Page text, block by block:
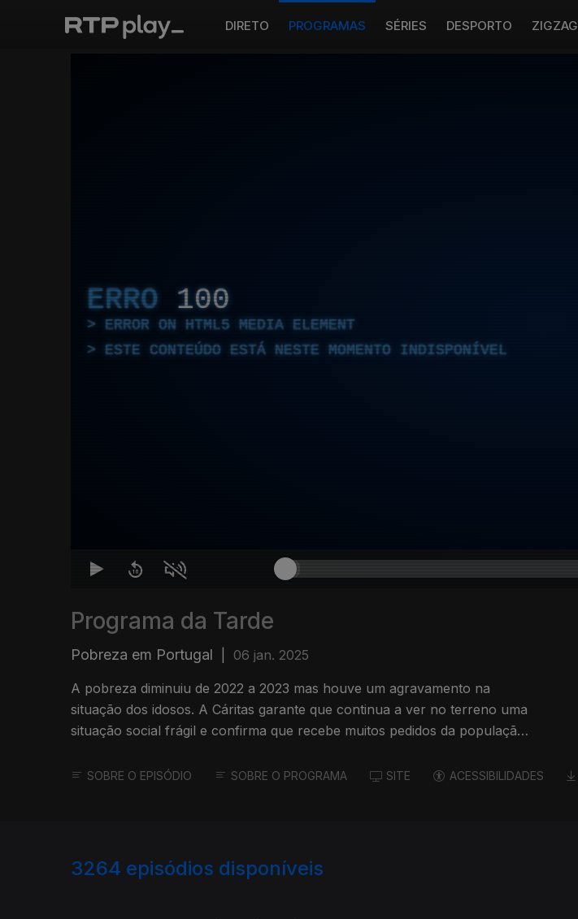
DIRETO PROGRAMAS SÉRIES DESPORTO ZIGZAG
ERRO 100
ERROR ON HTML5 MEDIA ELEMENT
ESTE CONTEÚDO ESTÁ NESTE MOMENTO INDISPONÍVEL
Programa da Tarde
Pobreza em Portugal 06 jan. 2025
A pobreza diminuiu de 2022 a 2023 mas houve um agravamento na
situação dos idosos. A Cáritas garante que continua a ver no terreno uma
situação social frágil e confirma que recebe muitos pedidos da população
SOBRE O EPISÓDIO SOBRE O PROGRAMA SITE ACESSIBILIDADES
3264 episódios disponíveis